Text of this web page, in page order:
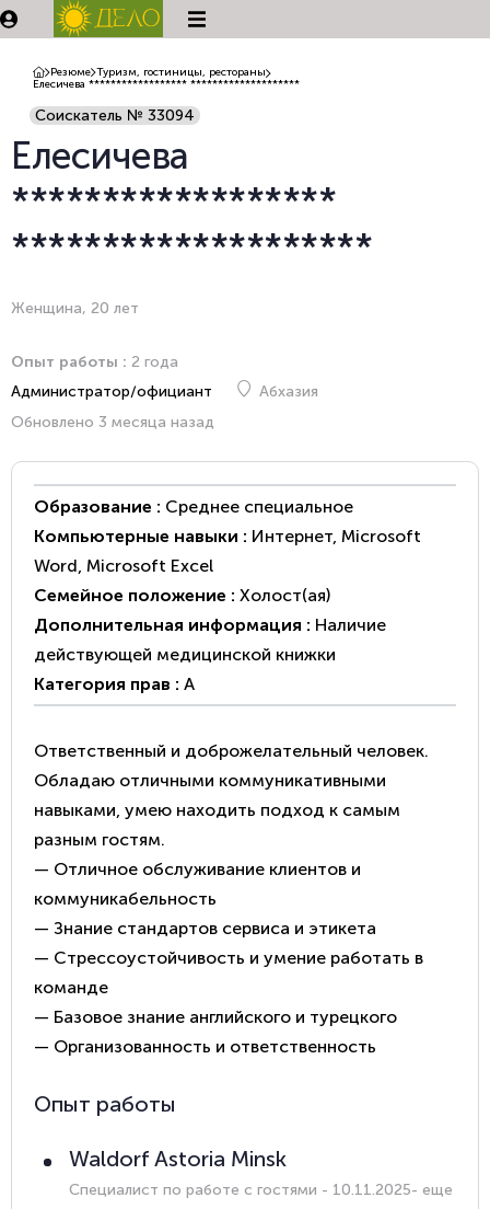
Резюме Туризм, гостиницы, рестораны
Елесичева ****************** ********************
Елесичева
******************
********************
Соискатель № 33094
Женщина, 20 лет
Опыт работы : 2 года
Администратор/официант
Абхазия
Обновлено 3 месяца назад
Образование : Среднее специальное
Компьютерные навыки : Интернет Microsoft
Word Microsoft Excel
Семейное положение : Холост(ая)
Дополнительная информация : Наличие
действующей медицинской книжки
Категория прав : A
Ответственный и доброжелательный человек.
Обладаю отличными коммуникативными
навыками, умею находить подход к самым
разным гостям.
— Отличное обслуживание клиентов и
коммуникабельность
— Знание стандартов сервиса и этикета
— Стрессоустойчивость и умение работать в
команде
— Базовое знание английского и турецкого
— Организованность и ответственность
Опыт работы
Waldorf Astoria Minsk
Специалист по работе с гостями - 10.11.2025- еще